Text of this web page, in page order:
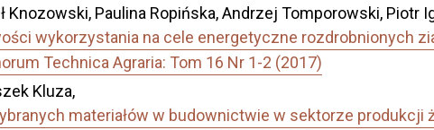
Knozowski, Paulina Ropińska, Andrzej Tomporowski, Piotr
wykorzystania na cele energetyczne rozdrobnionych
Technica Agraria: Tom 16 Nr 1-2 (2017)
Kluza,
materiałów w budownictwie w sektorze produkcji